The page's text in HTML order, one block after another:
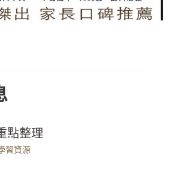
點整理
習資源